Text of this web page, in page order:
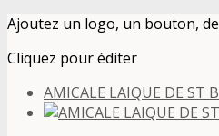
Ajoutez un logo, un bouton,
Cliquez pour éditer
AMICALE LAIQUE DE ST